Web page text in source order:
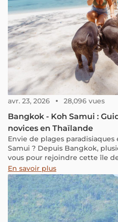
avr. 23, 2026 28,096 vues
Bangkok - Koh Samui :
novices en Thaïlande
Envie de plages paradisiaques
Samui ? Depuis Bangkok,
vous pour rejoindre cette île
quel est le meilleur choix pour
Découvrez notre guide ultra-
astuces pour un voyage parfait
En savoir plus